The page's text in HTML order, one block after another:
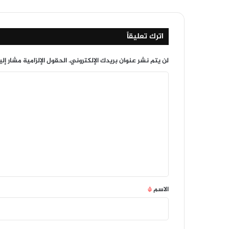
اترك تعليقاً
لن يتم نشر عنوان بريدك الإلكتروني.الحقول الإلزامية مشار
*
الاسم*